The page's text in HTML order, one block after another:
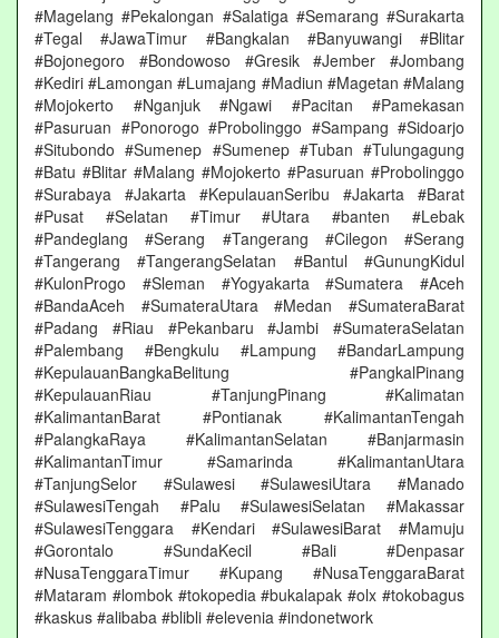
#Magelang #Pekalongan #Salatiga #Semarang #Surakarta
#Tegal #JawaTimur #Bangkalan #Banyuwangi #Blitar
#Bojonegoro #Bondowoso #Gresik #Jember #Jombang
#Kediri #Lamongan #Lumajang #Madiun #Magetan #Malang
#Mojokerto #Nganjuk #Ngawi #Pacitan #Pamekasan
#Pasuruan #Ponorogo #Probolinggo #Sampang #Sidoarjo
#Situbondo #Sumenep #Sumenep #Tuban #Tulungagung
#Batu #Blitar #Malang #Mojokerto #Pasuruan #Probolinggo
#Surabaya #Jakarta #KepulauanSeribu #Jakarta #Barat
#Pusat #Selatan #Timur #Utara #banten #Lebak
#Pandeglang #Serang #Tangerang #Cilegon #Serang
#Tangerang #TangerangSelatan #Bantul #GunungKidul
#KulonProgo #Sleman #Yogyakarta #Sumatera #Aceh
#BandaAceh #SumateraUtara #Medan #SumateraBarat
#Padang #Riau #Pekanbaru #Jambi #SumateraSelatan
#Palembang #Bengkulu #Lampung #BandarLampung
#KepulauanBangkaBelitung #PangkalPinang
#KepulauanRiau #TanjungPinang #Kalimatan
#KalimantanBarat #Pontianak #KalimantanTengah
#PalangkaRaya #KalimantanSelatan #Banjarmasin
#KalimantanTimur #Samarinda #KalimantanUtara
#TanjungSelor #Sulawesi #SulawesiUtara #Manado
#SulawesiTengah #Palu #SulawesiSelatan #Makassar
#SulawesiTenggara #Kendari #SulawesiBarat #Mamuju
#Gorontalo #SundaKecil #Bali #Denpasar
#NusaTenggaraTimur #Kupang #NusaTenggaraBarat
#Mataram #lombok #tokopedia #bukalapak #olx #tokobagus
#kaskus #alibaba #blibli #elevenia #indonetwork